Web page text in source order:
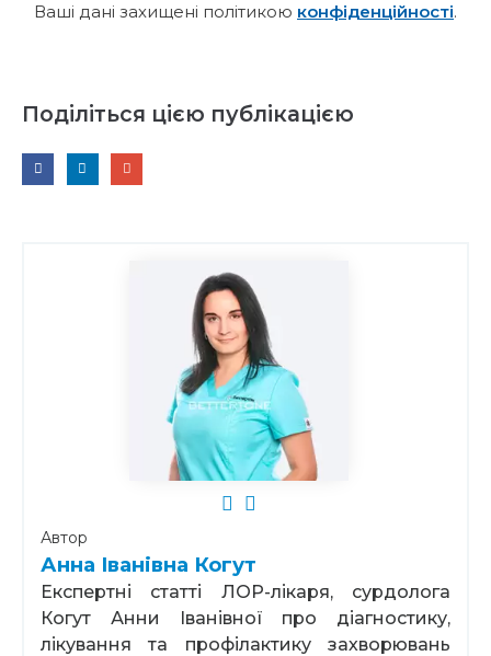
Ваші дані захищені політикою конфіденційності.
Поділіться цією публікацією
Автор
Анна Іванівна Когут
Експертні статті ЛОР-лікаря, сурдолога
Когут Анни Іванівної про діагностику,
лікування та профілактику захворювань